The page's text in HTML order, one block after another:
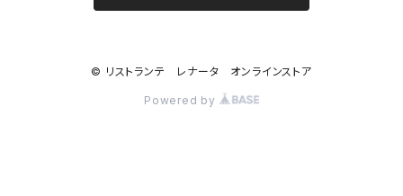
© リストランテ レナータ オンラインストア
Powered by